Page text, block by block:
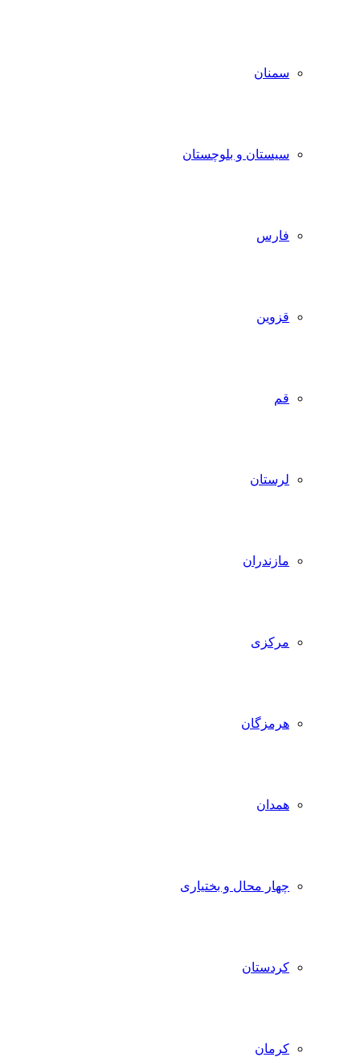
سمنان
سیستان و بلوچستان
فارس
قزوین
قم
لرستان
مازندران
مرکزی
هرمزگان
همدان
چهار محال و بختیاری
کردستان
کرمان